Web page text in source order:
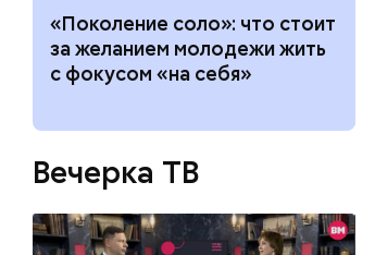
«Поколение соло»: что стоит
за желанием молодежи жить
с фокусом «на себя»
Вечерка ТВ